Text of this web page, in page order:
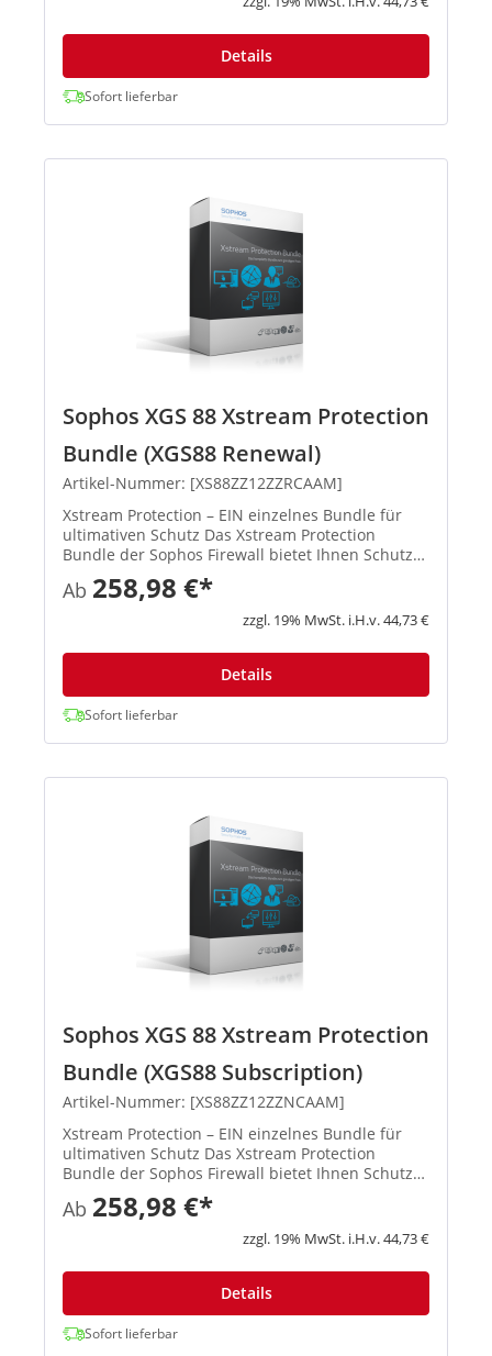
Details
Sofort lieferbar
Sophos XGS 88 Xstream Protection
Bundle (XGS88 Renewal)
Artikel-Nummer: [XS88ZZ12ZZRCAAM]
Xstream Protection – EIN einzelnes Bundle für
ultimativen Schutz Das Xstream Protection
Bundle der Sophos Firewall bietet Ihnen Schutz
und Performance der nächsten Generation.
Außerdem erhalten Sie eine kosteneffiziente
Lösung, mit der Sie die Herau...
Ab 258,98 €*
zzgl. 19% MwSt. i.H.v. 44,73 €
Details
Sofort lieferbar
Sophos XGS 88 Xstream Protection
Bundle (XGS88 Subscription)
Artikel-Nummer: [XS88ZZ12ZZNCAAM]
Xstream Protection – EIN einzelnes Bundle für
ultimativen Schutz Das Xstream Protection
Bundle der Sophos Firewall bietet Ihnen Schutz
und Performance der nächsten Generation.
Außerdem erhalten Sie eine kosteneffiziente
Lösung, mit der Sie die Hera...
Ab 258,98 €*
zzgl. 19% MwSt. i.H.v. 44,73 €
Details
Sofort lieferbar